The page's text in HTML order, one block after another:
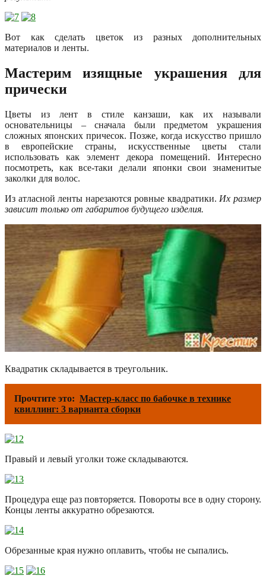
Вот как сделать цветок из разных дополнительных
материалов и ленты.
Мастерим изящные украшения для
прически
Цветы из лент в стиле канзаши, как их называли
основательницы – сначала были предметом украшения
сложных японских причесок. Позже, когда искусство пришло
в европейские страны, искусственные цветы стали
использовать как элемент декора помещений. Интересно
посмотреть, как все-таки делали японки свои знаменитые
заколки для волос.
Из атласной ленты нарезаются ровные квадратики. Их размер
зависит только от габаритов будущего изделия.
Квадратик складывается в треугольник.
Прочтите это: Мастер-класс по бабочке в технике
квиллинг: 3 варианта сборки
Правый и левый уголки тоже складываются.
Процедура еще раз повторяется. Повороты все в одну сторону.
Концы ленты аккуратно обрезаются.
Обрезанные края нужно оплавить, чтобы не сыпались.